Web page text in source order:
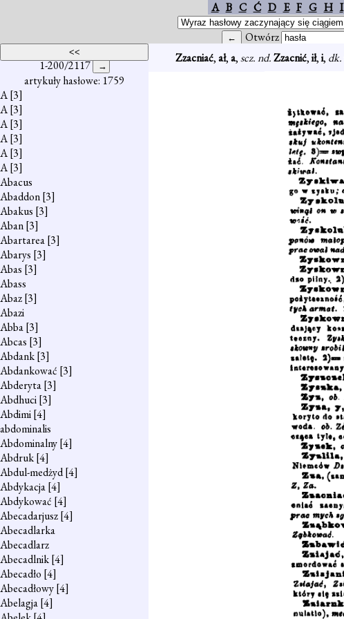
A B C Ć D E F G H I
Otwórz
1-200/2117
artykuły hasłowe: 1759
A[3]
A[3]
A[3]
A[3]
A[3]
A[3]
Abacus
Abaddon[3]
Abakus [3]
Aban[3]
Abartarea[3]
Abarys [3]
Abas [3]
Abass
Abaz[3]
Abazi
Abba[3]
Abcas [3]
Abdank[3]
Abdankować [3]
Abderyta[3]
Abdhuci[3]
Abdimi[4]
abdominalis
Abdominalny[4]
Abdruk[4]
Abdul-medżyd[4]
Abdykacja[4]
Abdykować [4]
Abecadarjusz[4]
Abecadlarka
Abecadlarz
Abecadlnik[4]
Abecadło [4]
Abecadłowy[4]
Abelagja[4]
Zzacniać,ał,a,scz. nd.Zzacnić,ił,i, dk.